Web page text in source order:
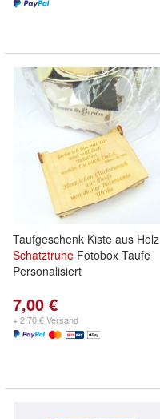
Taufgeschenk Kiste aus Holz
Schatztruhe Fotobox Taufe
Personalisiert
7,00 €
+ 2,70 € Versand